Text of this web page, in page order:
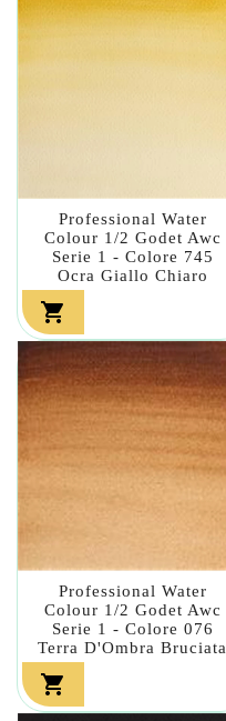
Professional Water
Colour 1/2 Godet Awc
Serie 1 - Colore 745
Ocra Giallo Chiaro

Professional Water
Colour 1/2 Godet Awc
Serie 1 - Colore 076
Terra D'Ombra Bruciata
